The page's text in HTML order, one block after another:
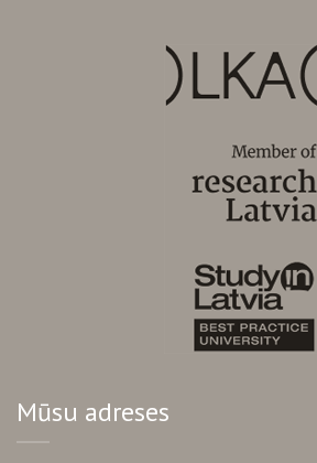
Mūsu adreses